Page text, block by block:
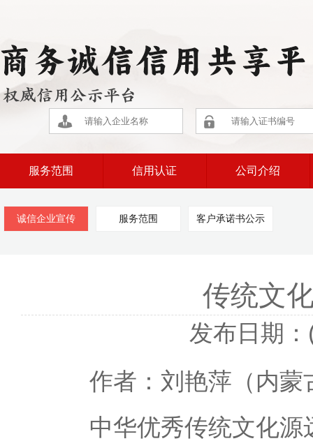
服务范围 信用认证 公司介绍
诚信企业宣传 服务范围 客户承诺书公示
传统文
发布日期
作者：刘艳萍（内蒙
中华优秀传统文化源